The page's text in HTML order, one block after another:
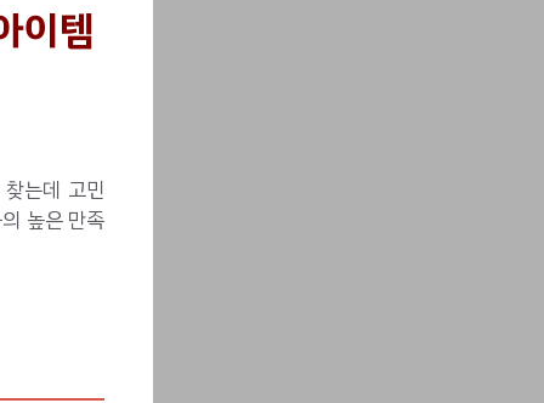
이템
는데 고민
높은 만족